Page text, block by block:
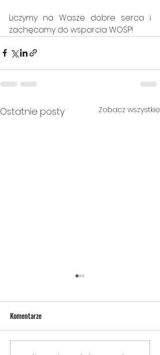
Liczymy na Wasze dobre serca i
zachęcamy do wsparcia WOŚP!
Ostatnie posty Zobacz wszystkie
Komentarze